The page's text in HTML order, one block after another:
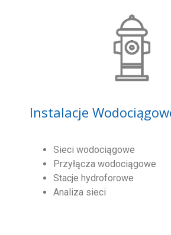
Instalacje
Sieci wodociągowe
Przyłącza wodociągowe
Stacje hydroforowe
Analiza sieci